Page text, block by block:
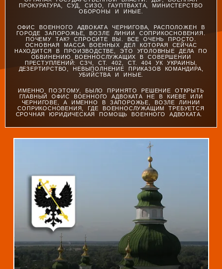
ПРОКУРАТУРА, СУД, СИЗО, ГАУПТВАХТА, МИНИСТЕРСТВО
ОБОРОНЫ И ИНЫЕ.
ОФИС ВОЕННОГО АДВОКАТА ЧЕРНИГОВА, РАСПОЛОЖЕН В
ГОРОДЕ ЗАПОРОЖЬЕ, ВОЗЛЕ ЛИНИИ СОПРИКОСНОВЕНИЯ.
ПОЧЕМУ ТАК? СПРОСИТЕ ВЫ. ВСЕ ОЧЕНЬ ПРОСТО.
ОСНОВНАЯ МАССА ВОЕННЫХ ДЕЛ КОТОРАЯ СЕЙЧАС
НАХОДИТСЯ В ПРОИЗВОДСТВЕ, ЭТО УГОЛОВНЫЕ ДЕЛА ПО
ОБВИНЕНИЮ ВОЕННОСЛУЖАЩИХ В СОВЕРШЕНИИ
ПРЕСТУПЛЕНИЙ: СЗЧ, СТ. 402, СТ. 404 УК УКРАИНЫ,
ДЕЗЕРТИРСТВО, НЕВЫПОЛНЕНИЕ ПРИКАЗОВ КОМАНДИРА,
УБИЙСТВА И ИНЫЕ.
ИМЕННО ПОЭТОМУ, БЫЛО ПРИНЯТО РЕШЕНИЕ ОТКРЫТЬ
ГЛАВНЫЙ ОФИС ВОЕННОГО АДВОКАТА НЕ В КИЕВЕ ИЛИ
ЧЕРНИГОВЕ, А ИМЕННО В ЗАПОРОЖЬЕ, ВОЗЛЕ ЛИНИИ
СОПРИКОСНОВЕНИЯ, ГДЕ ВОЕННОСЛУЖАЩИМ ТРЕБУЕТСЯ
СРОЧНАЯ ЮРИДИЧЕСКАЯ ПОМОЩЬ ВОЕННОГО АДВОКАТА.